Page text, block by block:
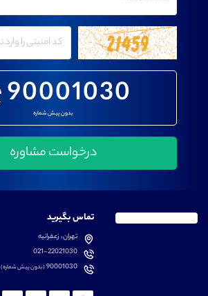
90001030
بدون پیش شماره
تماس بگیرید
تهران، زعفرانیه
021-22021030
90001030(بدون پیش شماره)